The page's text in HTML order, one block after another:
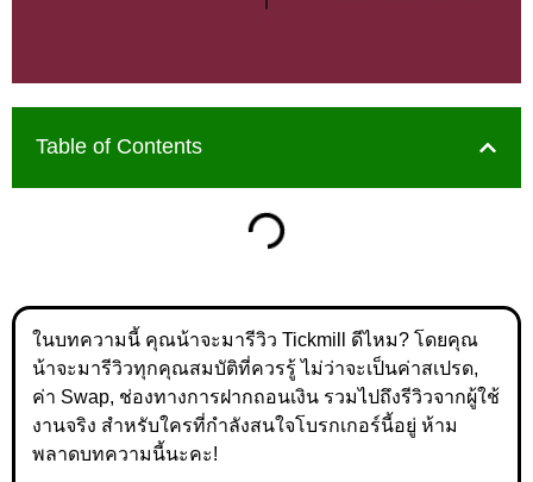
Table of Contents
ในบทความนี้ คุณน้าจะมารีวิว Tickmill ดีไหม? โดยคุณ
น้าจะมารีวิวทุกคุณสมบัติที่ควรรู้ ไม่ว่าจะเป็นค่าสเปรด,
ค่า Swap, ช่องทางการฝากถอนเงิน รวมไปถึงรีวิวจากผู้ใช้
งานจริง สำหรับใครที่กำลังสนใจโบรกเกอร์นี้อยู่ ห้าม
พลาดบทความนี้นะคะ!